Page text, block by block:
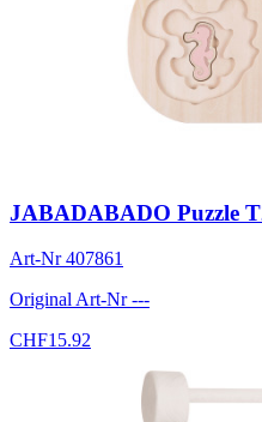
JABADABADO Puzzle
Art-Nr407861
Original Art-Nr---
CHF15.92